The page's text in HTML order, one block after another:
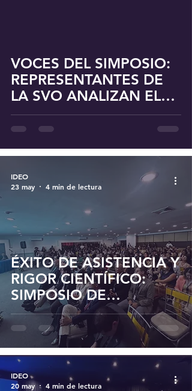
VOCES DEL SIMPOSIO:
REPRESENTANTES DE
LA SVO ANALIZAN EL
PANORAMA DE LA
OFTALMOLOGÍA
NACIONAL CON GOYA
SUMOZA
ÉXITO DE ASISTENCIA Y
RIGOR CIENTÍFICO:
SIMPOSIO DE
OFTALMOLOGÍA EN EL
CONGRESO CIENTÍFICO
INTERNACIONAL DE LA
FACULTAD DE
MEDICINA DE LUZ
IDEO
23 may
4 min de lectura
IDEO
20 may
4 min de lectura